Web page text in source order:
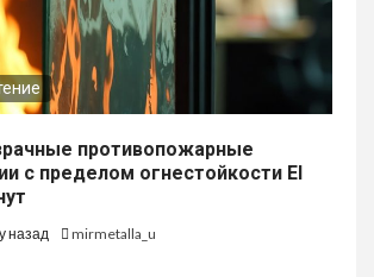
противопожарные
с пределом огнестойкости EI
назад mirmetalla_u